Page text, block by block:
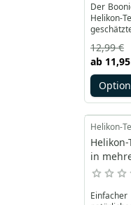
Der
Helikon-
Dank
ab
12,99 €
Helikon-
Helikon-
in